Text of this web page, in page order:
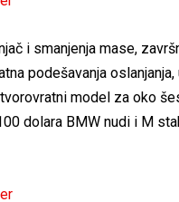
i smanjenja mase,
podešavanja
model za oko
dolara BMW nudi i M